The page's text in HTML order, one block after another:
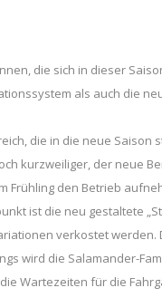
die sich in dieser
als auch die
die in die neue Saison
kurzweiliger, der neue
Frühling den Betrieb
ist die neu gestaltete
verkostet
wird die Salamander-
Wartezeiten für die